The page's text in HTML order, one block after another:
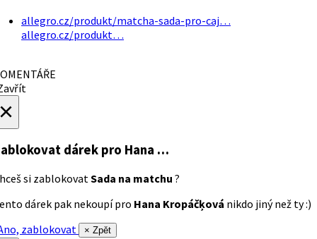
allegro.cz/produkt/matcha-sada-pro-caj…
allegro.cz/produkt…
dárek pro Hana …
si zablokovatSada na matchu ?
dárek pak nekoupí pro Hana Kropáčķová nikdo jiný než ty :)
zablokovat
× Zpět